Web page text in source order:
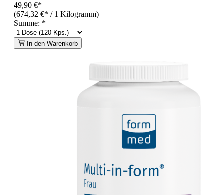
49,90 €*
(674,32 €* / 1 Kilogramm)
Summe: *
In den Warenkorb